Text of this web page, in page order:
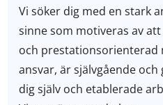
Vi söker dig med en stark
sinne som motiveras av
och prestationsorienterad
ansvar, är självgående
dig själv och etablerade